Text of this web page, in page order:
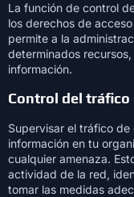
La función de control
los derechos de
permite a la
determinados
información.
Control del tráfico
Supervisar el tráfico
información en tu
cualquier amenaza.
actividad de la red,
tomar las medidas